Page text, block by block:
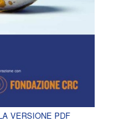
VERSIONE PDF